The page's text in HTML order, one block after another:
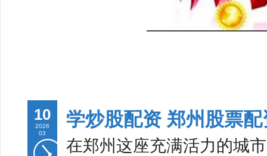
10
2026
03
学炒股配资 郑州股票
在郑州这座充满活力的城